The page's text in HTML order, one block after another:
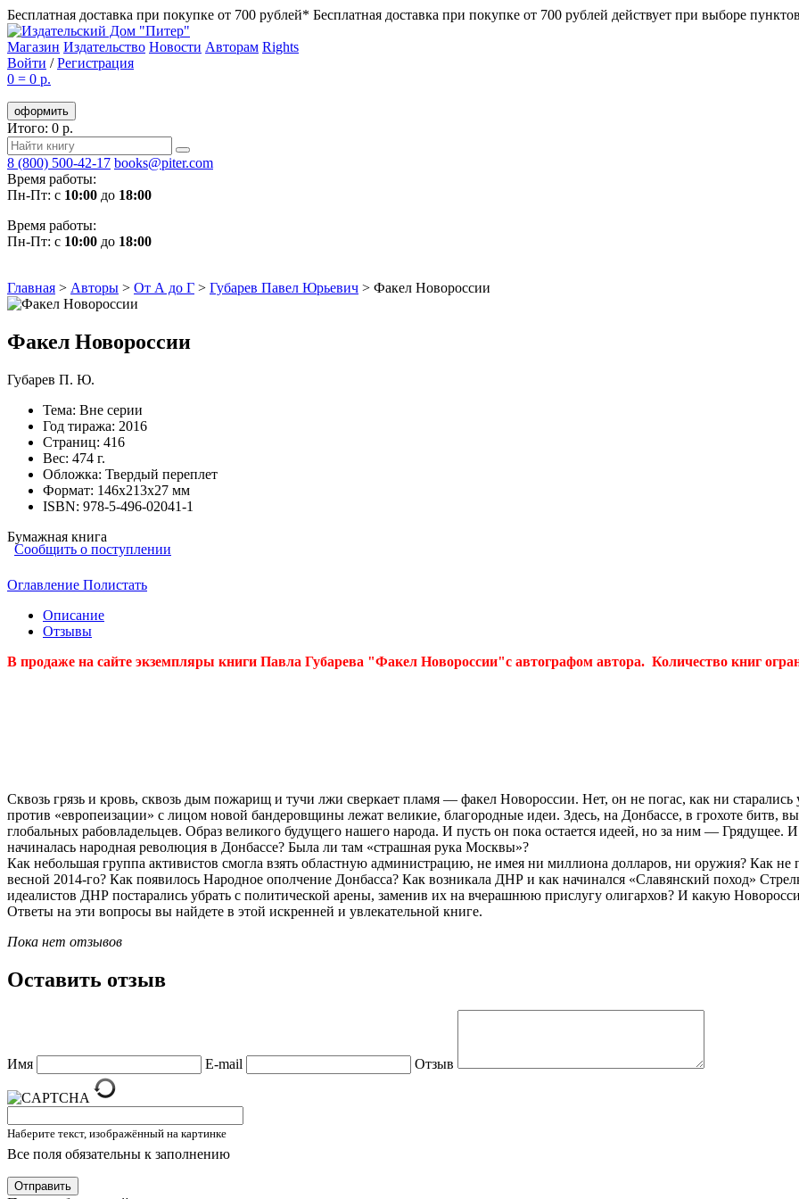
Бесплатная доставка при покупке от 700 рублей* Бесплатная доставка при покупке от 700 рублей действует при выборе
Магазин Издательство Новости Авторам Rights
Войти /Регистрация
0 = 0 р.
оформить
Итого: 0 р.
8 (800) 500-42-17 books@piter.com
Время работы:
Пн-Пт: с 10:00 до 18:00
Время работы:
Пн-Пт: с 10:00 до 18:00
Главная > Авторы > От А до Г > Губарев Павел Юрьевич > Факел Новороссии
Факел Новороссии
Губарев П. Ю.
Тема: Вне серии
Год тиража: 2016
Страниц: 416
Вес: 474 г.
Обложка: Твердый переплет
Формат: 146х213х27 мм
ISBN: 978-5-496-02041-1
Бумажная книга
Сообщить о поступлении
Оглавление Полистать
Описание
Отзывы
В продаже на сайте экземпляры книги Павла Губарева "Факел Новороссии"с автографом автора. Количество книг
Сквозь грязь и кровь, сквозь дым пожарищ и тучи лжи сверкает пламя — факел Новороссии. Нет, он не погас, как ни старались
против «европеизации» с лицом новой бандеровщины лежат великие, благородные идеи. Здесь, на Донбассе, в грохоте битв,
глобальных рабовладельцев. Образ великого будущего нашего народа. И пусть он пока остается идеей, но за ним —
начиналась народная революция в Донбассе? Была ли там «страшная рука Москвы»?
Как небольшая группа активистов смогла взять областную администрацию, не имея ни миллиона долларов, ни оружия? Как не
весной 2014-го? Как появилось Народное ополчение Донбасса? Как возникала ДНР и как начинался «Славянский поход»
идеалистов ДНР постарались убрать с политической арены, заменив их на вчерашнюю прислугу олигархов? И какую
Ответы на эти вопросы вы найдете в этой искренней и увлекательной книге.
Пока нет отзывов
Оставить отзыв
Имя E-mail Отзыв
Наберите текст, изображённый на картинке
Все поля обязательны к заполнению
Отправить